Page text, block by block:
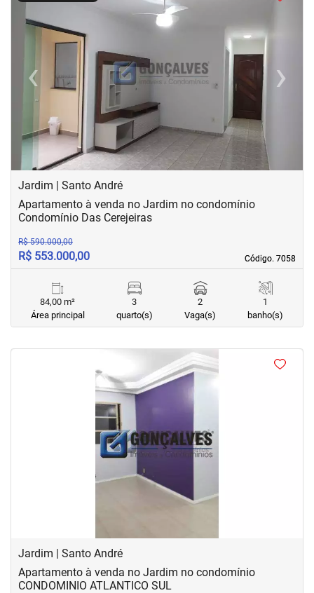
‹Previous ›Next
Jardim | Santo André
Código. 7058
Código. 7058
Apartamento à venda no Jardim no condomínio
Condomínio Das Cerejeiras
R$ 590.000,00
R$ 553.000,00
84,00 m²
Área principal
3
quarto(s)
2
Vaga(s)
1
banho(s)
Jardim | Santo André
Apartamento à venda no Jardim no condomínio
CONDOMINIO ATLANTICO SUL